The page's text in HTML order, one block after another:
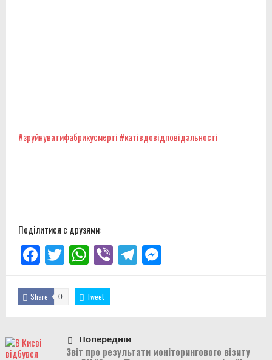
#зруйнуватифабрикусмерті #катівдовідповідальності
Поділитися с друзями:
Facebook
TwitterWhatsApp
ViberTelegramMessenger
Share 0 Tweet
Попередній
Звіт про результати моніторингового візиту